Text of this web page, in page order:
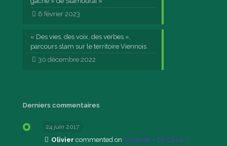
6 février 2023
« Des vies, des voix, des verbes »,
parcours slam sur le territoire Viennois
30 décembre 2022
Derniers commentaires
24 juin 2017
Olivier commented on Sortie de « Dé Ca Lé »